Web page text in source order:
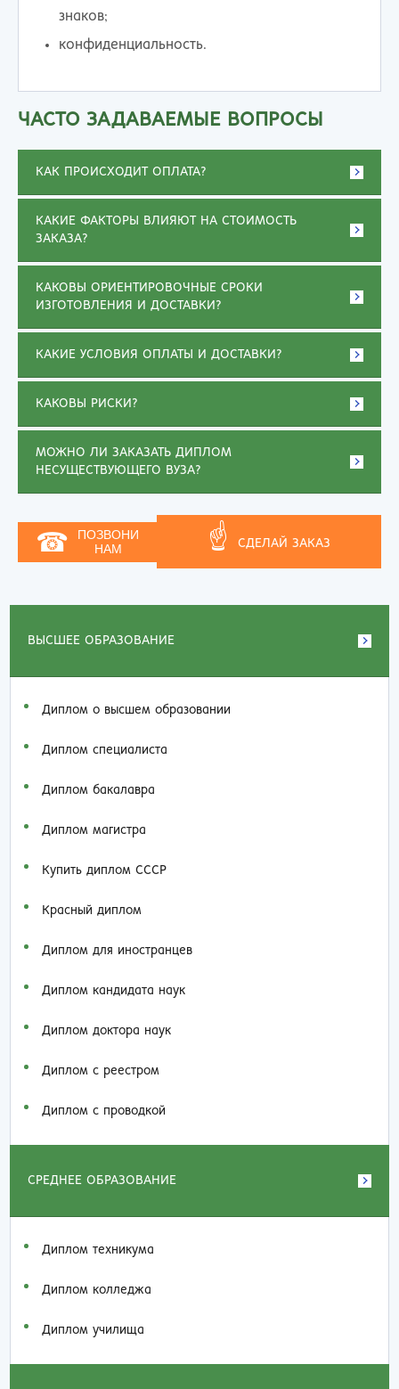
ВЫСШЕЕ ОБРАЗОВАНИЕ
Диплом о высшем образовании
Диплом специалиста
Диплом бакалавра
Диплом магистра
Купить диплом СССР
Красный диплом
Диплом для иностранцев
Диплом кандидата наук
Диплом доктора наук
Диплом с реестром
Диплом с проводкой
СРЕДНЕЕ ОБРАЗОВАНИЕ
Диплом техникума
Диплом колледжа
Диплом училища
знаков;
конфиденциальность.
ЧАСТО ЗАДАВАЕМЫЕ ВОПРОСЫ
КАК ПРОИСХОДИТ ОПЛАТА?
КАКИЕ ФАКТОРЫ ВЛИЯЮТ НА СТОИМОСТЬ
ЗАКАЗА?
КАКОВЫ ОРИЕНТИРОВОЧНЫЕ СРОКИ
ИЗГОТОВЛЕНИЯ И ДОСТАВКИ?
КАКИЕ УСЛОВИЯ ОПЛАТЫ И ДОСТАВКИ?
КАКОВЫ РИСКИ?
МОЖНО ЛИ ЗАКАЗАТЬ ДИПЛОМ
НЕСУЩЕСТВУЮЩЕГО ВУЗА?
☎
ПОЗВОНИ
НАМ
☝ СДЕЛАЙ ЗАКАЗ